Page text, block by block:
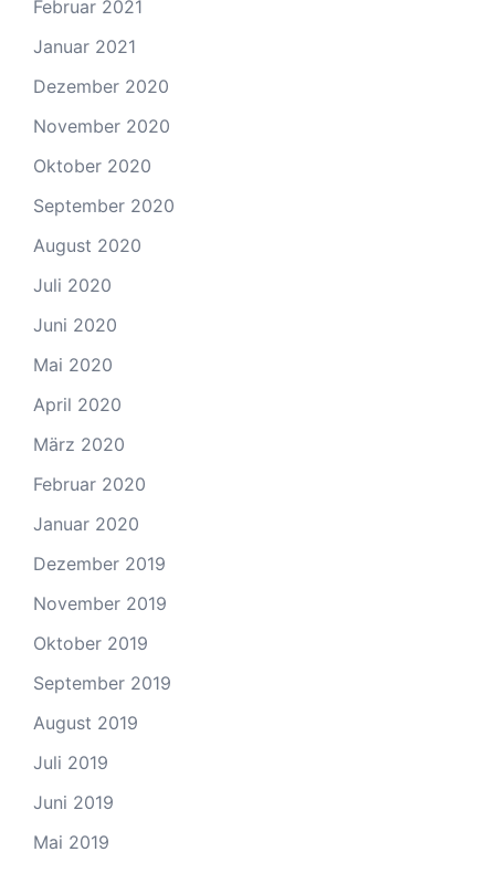
Februar 2021
Januar 2021
Dezember 2020
November 2020
Oktober 2020
September 2020
August 2020
Juli 2020
Juni 2020
Mai 2020
April 2020
März 2020
Februar 2020
Januar 2020
Dezember 2019
November 2019
Oktober 2019
September 2019
August 2019
Juli 2019
Juni 2019
Mai 2019